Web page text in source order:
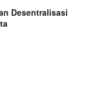
Desentralisasi